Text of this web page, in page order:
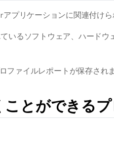
プリケーションに関連付けら
いるソフトウェア、ハードウ
ファイルレポートが保存されま
とができる